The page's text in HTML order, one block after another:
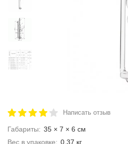
Написать отзыв
Габариты: 35 × 7 × 6 см
Вес в упаковке: 0.37 кг